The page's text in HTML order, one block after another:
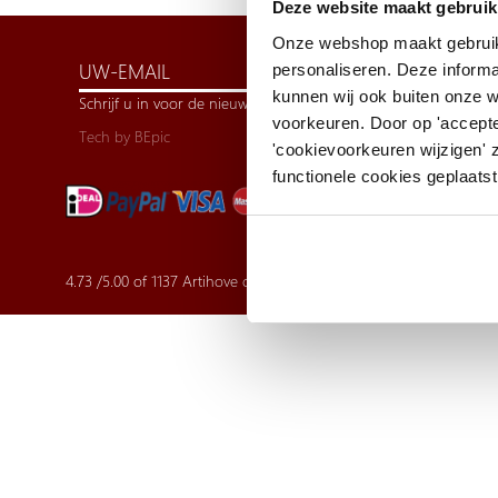
Deze website maakt
Onze webshop maakt
personaliseren. Deze
kunnen wij ook buiten onze
voorkeuren. Door op
'cookievoorkeuren wijzigen'
functionele cookies
Schrijf u in voor de nieuwsbrief
Tech by BEpic
4.73 /5.00of 1137 Artihove customer reviews | Trusted Shops